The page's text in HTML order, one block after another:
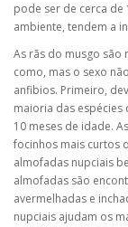
pode ser de cerca de
ambiente, tendem a
As rãs do musgo são
como, mas o sexo
anfibios. Primeiro,
maioria das espécies
10 meses de idade.
focinhos mais curtos
almofadas nupciais
almofadas são
avermelhadas e
nupciais ajudam os